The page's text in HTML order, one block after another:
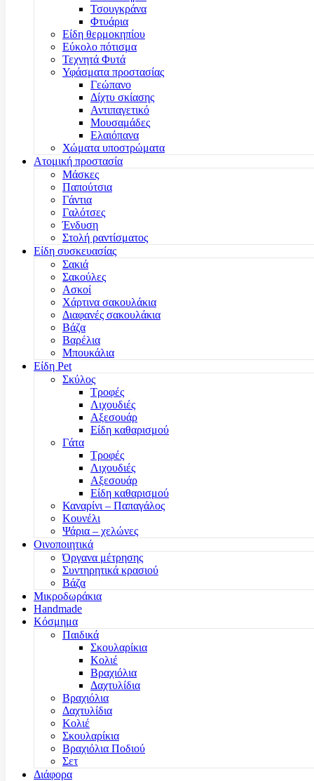
Τσουγκράνα
Φτυάρια
Είδη θερμοκηπίου
Εύκολο πότισμα
Τεχνητά Φυτά
Υφάσματα προστασίας
Γεώπανο
Δίχτυ σκίασης
Αντιπαγετικό
Μουσαμάδες
Ελαιόπανα
Χώματα υποστρώματα
Ατομική προστασία
Μάσκες
Παπούτσια
Γάντια
Γαλότσες
Ένδυση
Στολή ραντίσματος
Είδη συσκευασίας
Σακιά
Σακούλες
Ασκοί
Χάρτινα σακουλάκια
Διαφανές σακουλάκια
Βάζα
Βαρέλια
Μπουκάλια
Είδη Pet
Σκύλος
Τροφές
Λιχουδιές
Αξεσουάρ
Είδη καθαρισμού
Γάτα
Τροφές
Λιχουδιές
Αξεσουάρ
Είδη καθαρισμού
Καναρίνι – Παπαγάλος
Κουνέλι
Ψάρια – χελώνες
Οινοποιητικά
Όργανα μέτρησης
Συντηρητικά κρασιού
Βάζα
Μικροδωράκια
Handmade
Κόσμημα
Παιδικά
Σκουλαρίκια
Κολιέ
Βραχιόλια
Δαχτυλίδια
Βραχιόλια
Δαχτυλίδια
Κολιέ
Σκουλαρίκια
Βραχιόλια Ποδιού
Σετ
Διάφορα